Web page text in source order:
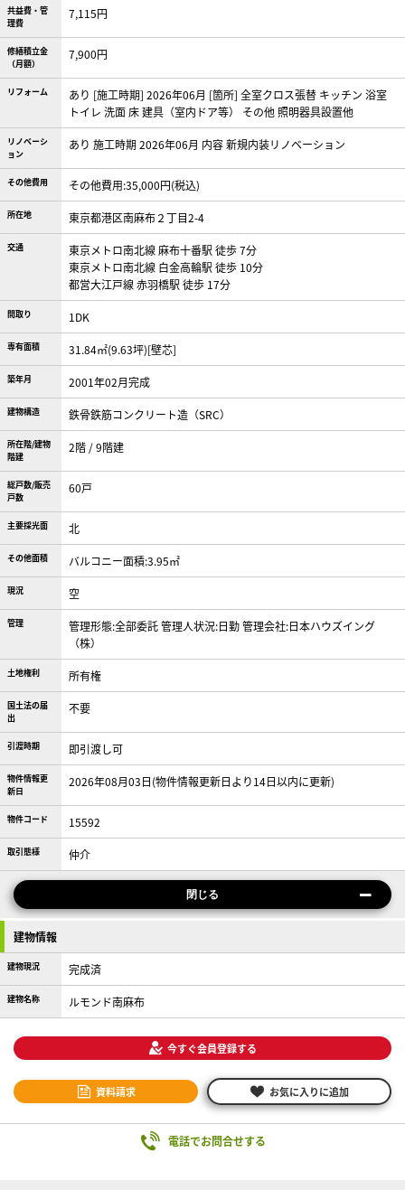
共益費・管
理費
7,115円
修繕積立金
（月額）
7,900円
リフォーム
あり [施工時期] 2026年06月 [箇所] 全室クロス張替 キッチン 浴室
トイレ 洗面 床 建具（室内ドア等） その他 照明器具設置他
リノベーシ
ョン
あり 施工時期 2026年06月 内容 新規内装リノベーション
その他費用 その他費用:35,000円(税込)
所在地 東京都港区南麻布２丁目2-4
交通
東京メトロ南北線 麻布十番駅 徒歩 7分
東京メトロ南北線 白金高輪駅 徒歩 10分
都営大江戸線 赤羽橋駅 徒歩 17分
間取り 1DK
専有面積 31.84㎡(9.63坪)[壁芯]
築年月 2001年02月完成
建物構造 鉄骨鉄筋コンクリート造（SRC）
所在階/建物
階建
2階 / 9階建
総戸数/販売
戸数
60戸
主要採光面 北
その他面積 バルコニー面積:3.95㎡
現況 空
管理
管理形態:全部委託 管理人状況:日勤 管理会社:日本ハウズイング
（株）
土地権利 所有権
国土法の届
出
不要
引渡時期 即引渡し可
物件情報更
新日
2026年08月03日(物件情報更新日より14日以内に更新)
物件コード 15592
取引態様 仲介
閉じる
建物情報
建物現況 完成済
建物名称 ルモンド南麻布
今すぐ会員登録する
資料請求 お気に入りに追加
電話でお問合せする